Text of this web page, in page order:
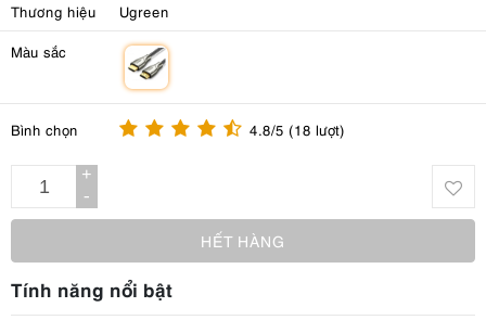
Thương hiệu Ugreen
Màu sắc
Bình chọn 4.8/5 (18 lượt)
+
-
HẾT HÀNG
Tính năng nổi bật